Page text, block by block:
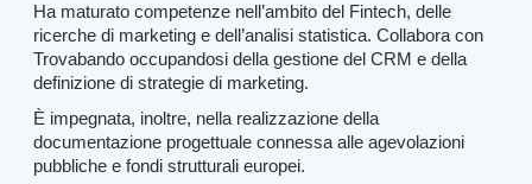
Ha maturato competenze nell’ambito del Fintech, delle
ricerche di marketing e dell’analisi statistica. Collabora con
Trovabando occupandosi della gestione del CRM e della
definizione di strategie di marketing.
È impegnata, inoltre, nella realizzazione della
documentazione progettuale connessa alle agevolazioni
pubbliche e fondi strutturali europei.